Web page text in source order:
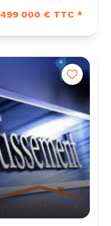
499 000 € TTC *